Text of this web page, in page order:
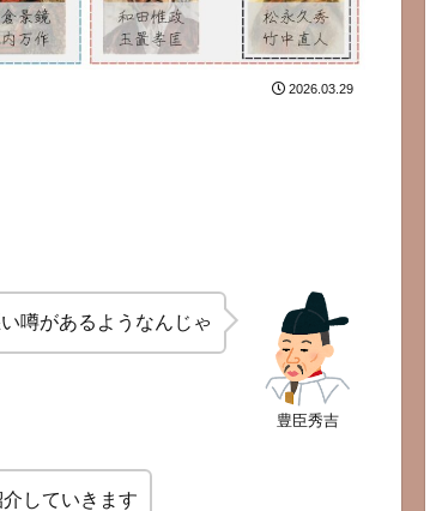
2026.03.29
豊臣秀吉
噂があるようなんじゃ
していきます